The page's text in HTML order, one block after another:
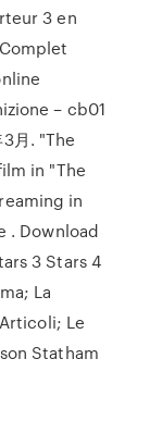
3 en
– cb01
月. "The
in "The
in
. Download
3 Stars 4
La
Le
Statham